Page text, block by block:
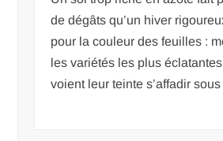
de dégâts qu’un hiver
pour la couleur des feuilles :
les variétés les plus éclatantes
voient leur teinte s’affadir sous